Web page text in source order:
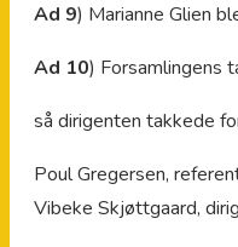
Ad 9) Marianne Glien
Ad 10) Forsamlingens
så dirigenten takkede
Poul
Vibeke Skjøttgaard,